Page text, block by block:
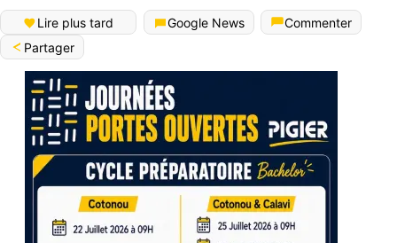
Lire plus tard Google News
Commenter
Partager